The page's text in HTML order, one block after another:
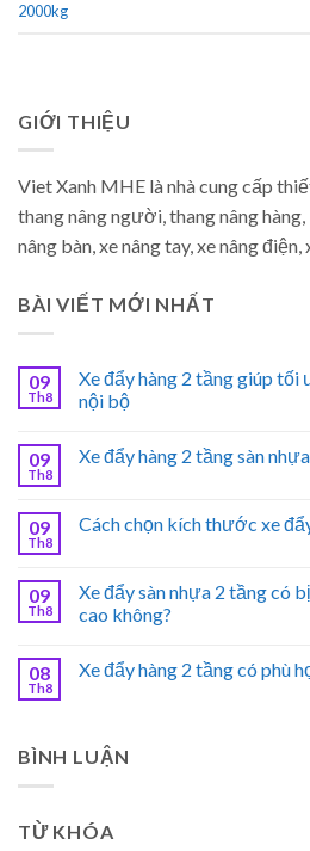
2000kg
GIỚI THIỆU
Viet Xanh MHE là nhà cung cấp
thang nâng người, thang nâng
nâng bàn, xe nâng tay, xe nâng
BÀI VIẾT MỚI NHẤT
09
Th8
Xe đẩy hàng 2 tầng giúp tối
nội bộ
09
Th8
Xe đẩy hàng 2 tầng sàn
09
Th8
Cách chọn kích thước xe
09
Th8
Xe đẩy sàn nhựa 2 tầng có
cao không?
08
Th8
Xe đẩy hàng 2 tầng có phù
BÌNH LUẬN
TỪ KHÓA